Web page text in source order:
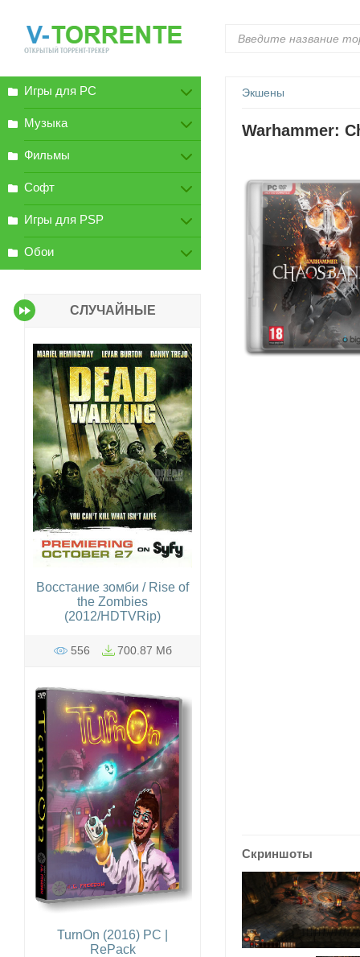
Экшены
Warhammer:
Скриншоты
Игры для PC
Музыка
Фильмы
Софт
Игры для PSP
Обои
СЛУЧАЙНЫЕ
Восстание зомби / Rise of
the Zombies
(2012/HDTVRip)
556 700.87 Мб
TurnOn (2016) PC |
RePack